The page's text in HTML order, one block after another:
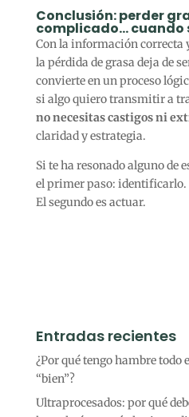
Conclusión: perder
complicado… cuando
Con la información correcta
la pérdida de grasa deja de
convierte en un proceso
si algo quiero transmitir a
no necesitas castigos ni
claridad y estrategia.
Si te ha resonado alguno de
el primer paso: identificarlo.
El segundo es actuar.
Entradas recientes
¿Por qué tengo hambre todo
“bien”?
Ultraprocesados: por qué